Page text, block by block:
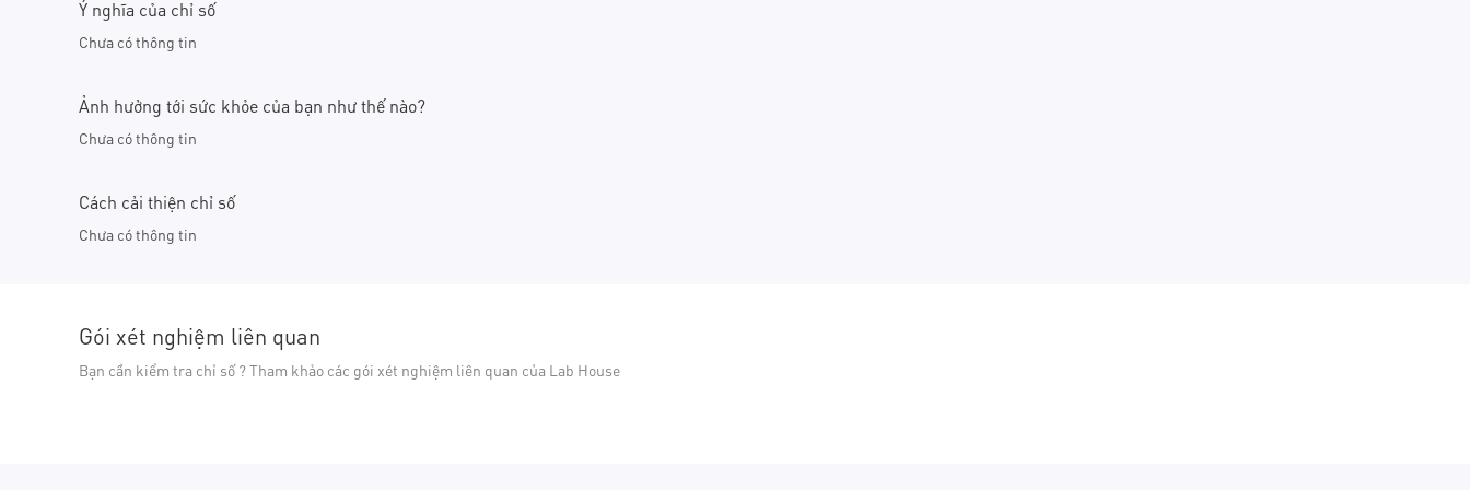
Ý nghĩa của chỉ số
Chưa có thông tin
Ảnh hưởng tới sức khỏe của bạn như thế nào?
Chưa có thông tin
Cách cải thiện chỉ số
Chưa có thông tin
Gói xét nghiệm liên quan
Bạn cần kiểm tra chỉ số ? Tham khảo các gói xét nghiệm liên quan của Lab House